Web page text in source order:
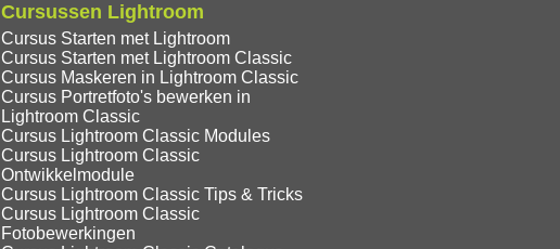
Cursussen Lightroom
Cursus Starten met Lightroom
Cursus Starten met Lightroom Classic
Cursus Maskeren in Lightroom Classic
Cursus Portretfoto's bewerken in
Lightroom Classic
Cursus Lightroom Classic Modules
Cursus Lightroom Classic
Ontwikkelmodule
Cursus Lightroom Classic Tips & Tricks
Cursus Lightroom Classic
Fotobewerkingen